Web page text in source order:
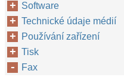
Software
Technické údaje médií
Používání zařízení
Tisk
Fax